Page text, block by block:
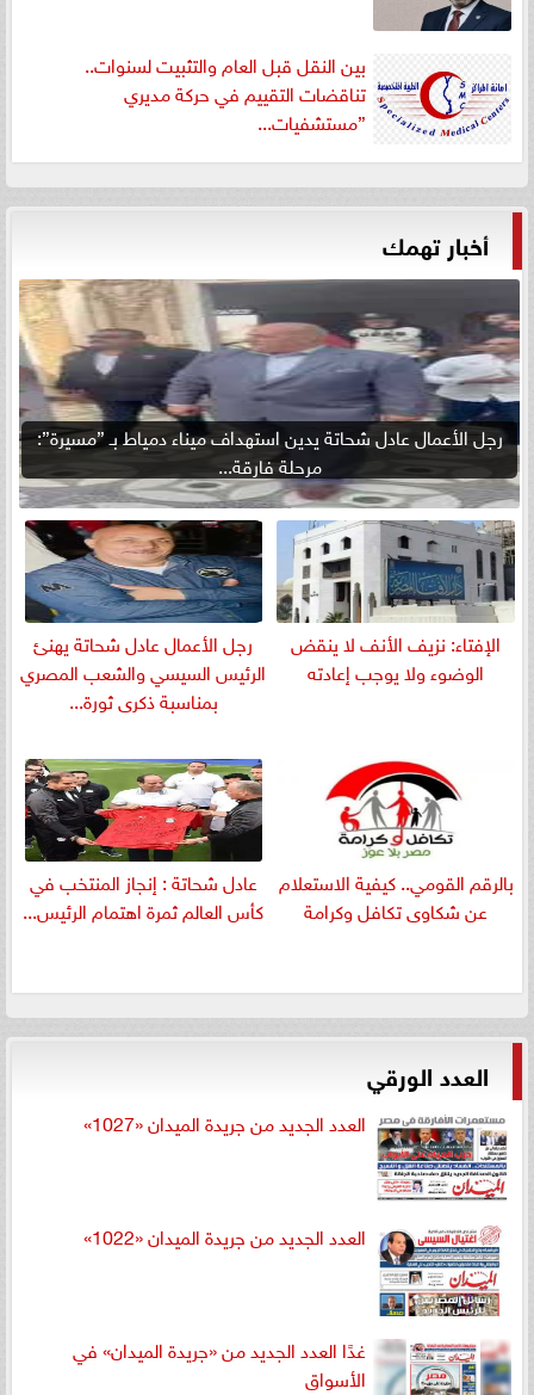
بين النقل قبل العام والتثبيت لسنوات..
تناقضات التقييم في حركة مديري
”مستشفيات...
أخبار تهمك
رجل الأعمال عادل شحاتة يدين استهداف ميناء دمياط بـ ”مسيرة”:
مرحلة فارقة...
الإفتاء: نزيف الأنف لا ينقض
الوضوء ولا يوجب إعادته
رجل الأعمال عادل شحاتة يهنئ
الرئيس السيسي والشعب المصري
بمناسبة ذكرى ثورة...
بالرقم القومي.. كيفية الاستعلام
عن شكاوى تكافل وكرامة
عادل شحاتة : إنجاز المنتخب في
كأس العالم ثمرة اهتمام الرئيس...
العدد الورقي
العدد الجديد من جريدة الميدان «1027»
العدد الجديد من جريدة الميدان «1022»
غدًا العدد الجديد من «جريدة الميدان» في
الأسواق